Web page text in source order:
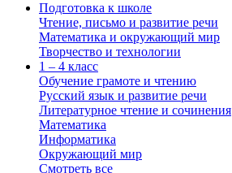
Подготовка к школе
Чтение, письмо и развитие речи
Математика и окружающий мир
Творчество и технологии
1 – 4 класс
Обучение грамоте и чтению
Русский язык и развитие речи
Литературное чтение и сочинения
Математика
Информатика
Окружающий мир
Смотреть все